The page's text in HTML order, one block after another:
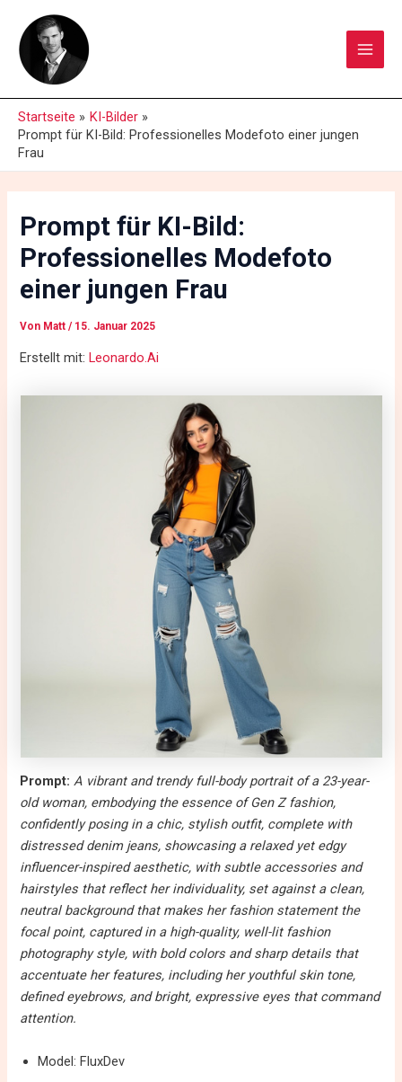
Inhalt
springen
Startseite
KI-Bilder
Prompt für KI-Bild: Professionelles Modefoto einer jungen
Frau
Prompt für KI-Bild:
Professionelles Modefoto
einer jungen Frau
Von Matt/ 15. Januar 2025
Erstellt mit: Leonardo.Ai
Prompt: A vibrant and trendy full-body portrait of a 23-year-
old woman, embodying the essence of Gen Z fashion,
confidently posing in a chic, stylish outfit, complete with
distressed denim jeans, showcasing a relaxed yet edgy
influencer-inspired aesthetic, with subtle accessories and
hairstyles that reflect her individuality, set against a clean,
neutral background that makes her fashion statement the
focal point, captured in a high-quality, well-lit fashion
photography style, with bold colors and sharp details that
accentuate her features, including her youthful skin tone,
defined eyebrows, and bright, expressive eyes that command
attention.
Model: FluxDev